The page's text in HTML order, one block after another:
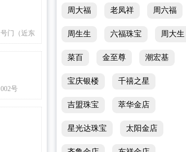
门（近东
号
周大福 老凤祥 周六福
周生生 六福珠宝 周大生
菜百 金至尊 潮宏基
宝庆银楼 千禧之星
吉盟珠宝 萃华金店
星光达珠宝 太阳金店